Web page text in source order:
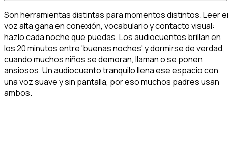
Son herramientas distintas para momentos distintos. Leer
voz alta gana en conexión, vocabulario y contacto visual:
hazlo cada noche que puedas. Los audiocuentos brillan en
los 20 minutos entre 'buenas noches' y dormirse de verdad,
cuando muchos niños se demoran, llaman o se ponen
ansiosos. Un audiocuento tranquilo llena ese espacio con
una voz suave y sin pantalla, por eso muchos padres usan
ambos.